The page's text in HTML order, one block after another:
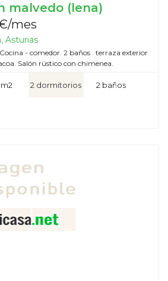
malvedo (lena)
mes
Asturias
- comedor. 2 baños . terraza exterior
Salón rústico con chimenea.
2 dormitorios 2 baños